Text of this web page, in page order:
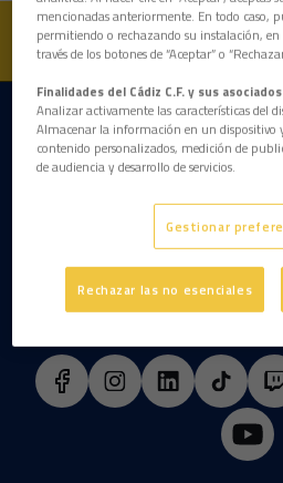
DESCARGAR LA APP
mencionadas anteriormente. En todo caso,
permitiendo o rechazando su instalación,
través de los botones de “Aceptar” o
Finalidades del Cádiz C.F. y sus asociados
Analizar activamente las características del
Almacenar la información en un dispositivo
contenido personalizados, medición de
de audiencia y desarrollo de servicios.
Gestionar
Rechazar las no esenciales